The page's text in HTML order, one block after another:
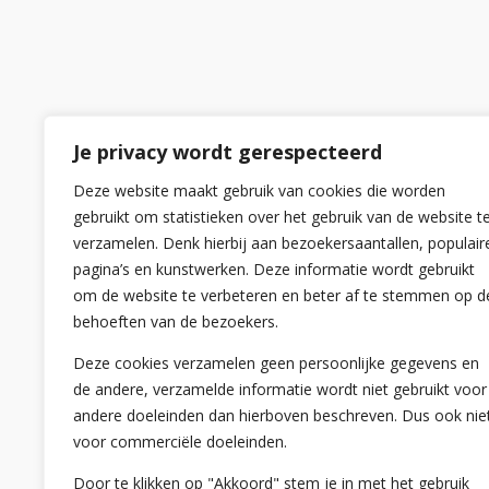
Je privacy wordt gerespecteerd
Deze website maakt gebruik van cookies die worden
gebruikt om statistieken over het gebruik van de website te
verzamelen. Denk hierbij aan bezoekersaantallen,
pagina’s en kunstwerken. Deze informatie wordt gebruikt
om de website te verbeteren en beter af te stemmen op
behoeften van de bezoekers.
Deze cookies verzamelen geen persoonlijke gegevens en
de andere, verzamelde informatie wordt niet gebruikt voor
andere doeleinden dan hierboven beschreven. Dus ook
voor commerciële doeleinden.
Door te klikken op "Akkoord" stem je in met het gebruik